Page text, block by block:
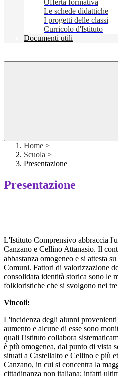
Offerta formativa
Le schede didattiche
I progetti delle classi
Curricolo d'Istituto
Documenti utili
Home >
Scuola >
Presentazione
Presentazione
L'Istituto Comprensivo abbraccia
Canzano e Cellino Attanasio. Il
abbastanza omogeneo e si attesta
Comuni. Fattori di valorizzazione
consolidata identità storica sono le
folkloristiche che si svolgono nei
Vincoli:
L'incidenza degli alunni
aumento e alcune di esse sono
quali l'istituto collabora
è più omogenea, dal punto di vista
situati a Castellalto e Cellino e più
Canzano, in cui si concentra la
cittadinanza non italiana; infatti